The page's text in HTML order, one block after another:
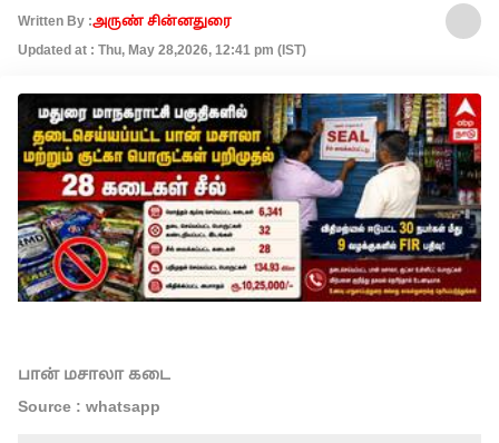
Written By :அருண் சின்னதுரை
Updated at : Thu, May 28,2026, 12:41 pm (IST)
பான் மசாலா கடை
Source : whatsapp